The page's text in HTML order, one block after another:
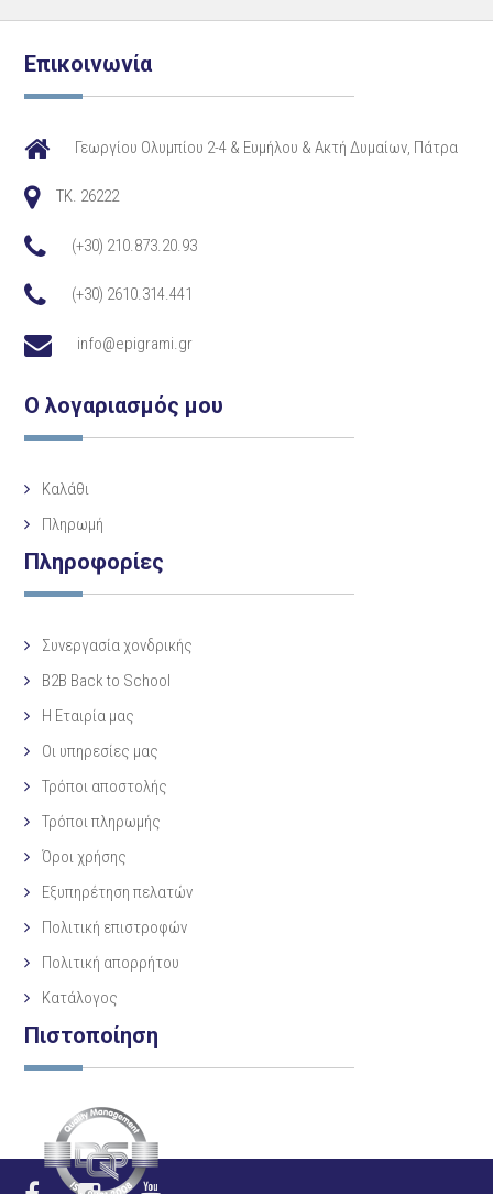
Επικοινωνία
Γεωργίου Ολυμπίου 2-4 & Ευμήλου & Ακτή Δυμαίων, Πάτρα
TK. 26222
(+30) 210.873.20.93
(+30) 2610.314.441
info@epigrami.gr
Ο λογαριασμός μου
Καλάθι
Πληρωμή
Πληροφορίες
Συνεργασία χονδρικής
B2B Back to School
Η Eταιρία μας
Οι υπηρεσίες μας
Τρόποι αποστολής
Τρόποι πληρωμής
Όροι χρήσης
Εξυπηρέτηση πελατών
Πολιτική επιστροφών
Πολιτική απορρήτου
Κατάλογος
Πιστοποίηση